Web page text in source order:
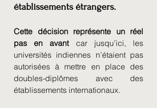
établissements étrangers.
Cette décision représente un réel
pas en avant car jusqu’ici, les
universités indiennes n’étaient pas
autorisées à mettre en place des
doubles-diplômes avec des
établissements internationaux.